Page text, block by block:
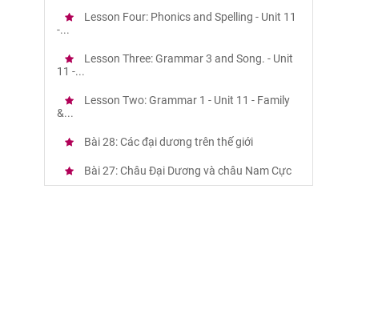
Lesson Four: Phonics and Spelling - Unit 11
-...
Lesson Three: Grammar 3 and Song. - Unit
11 -...
Lesson Two: Grammar 1 - Unit 11 - Family
&...
Bài 28: Các đại dương trên thế giới
Bài 27: Châu Đại Dương và châu Nam Cực